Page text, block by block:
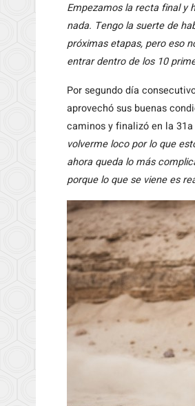
Empezamos la recta final y
nada. Tengo la suerte de
próximas etapas, pero eso
entrar dentro de los 10
Por segundo día
aprovechó sus buenas
caminos y finalizó en la
volverme loco por lo que
ahora queda lo más
porque lo que se viene es